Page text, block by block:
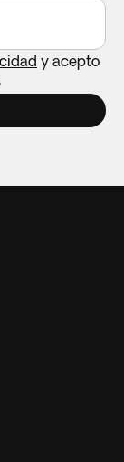
y acepto